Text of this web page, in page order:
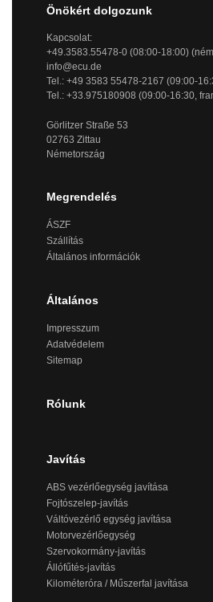
Önökért dolgozunk
Kapcsolat:
+49.3583.55478-0 (08:00-18:00)
info@ecu.de
Tel.: +49 3583 55478-2167 (09:00-
Tel.: +33.975180908 (09:00-16:30,
Görlitzer Straße 53
02763 Zittau
Németország
Megrendelés
ÁSZF
Szállítás
Általános információk
Általános
Impresszum
Adatvédelem
Sitemap
Rólunk
Javítás
ABS vezérlőegység javítása
Fojtószelep-javítás
Váltóvezérlő egység javítása
Motorvezérlőegység
Szervokormány-javítás
Állófűtés-javítás
Kilométeróra / Műszerfal javítása